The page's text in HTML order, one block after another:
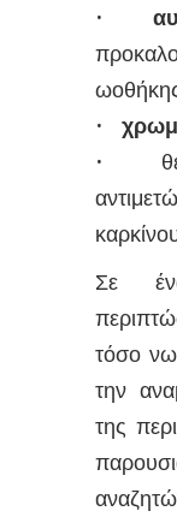
•
•
•
Σε
τόσο
την
της